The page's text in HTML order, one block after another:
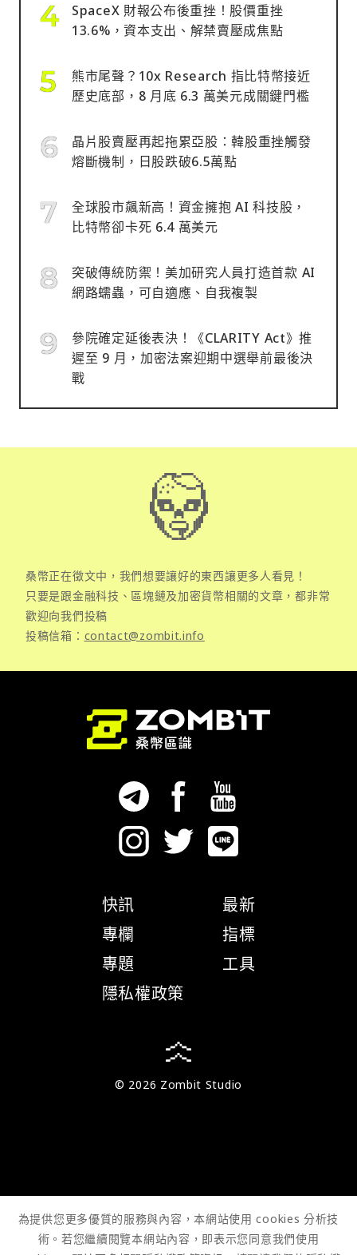
SpaceX 財報公布後重挫！股價重挫
13.6%，資本支出、解禁賣壓成焦點
熊市尾聲？10x Research 指比特幣接近
歷史底部，8 月底 6.3 萬美元成關鍵門檻
晶片股賣壓再起拖累亞股：韓股重挫觸發
熔斷機制，日股跌破6.5萬點
全球股市飆新高！資金擁抱 AI 科技股，
比特幣卻卡死 6.4 萬美元
突破傳統防禦！美加研究人員打造首款 AI
網路蠕蟲，可自適應、自我複製
參院確定延後表決！《CLARITY Act》推
遲至 9 月，加密法案迎期中選舉前最後決
戰
桑幣正在徵文中，我們想要讓好的東西讓更多人看見！
只要是跟金融科技、區塊鏈及加密貨幣相關的文章，都非常
歡迎向我們投稿
投稿信箱： contact@zombit.info
快訊
專欄
專題
隱私權政策
最新
指標
工具
© 2026 Zombit Studio
為提供您更多優質的服務與內容，本網站使用 cookies 分析技
術。若您繼續閱覽本網站內容，即表示您同意我們使用